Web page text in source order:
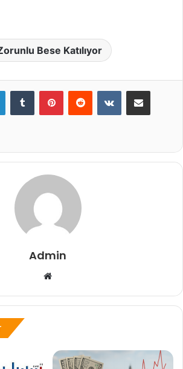
Bese Katılıyor
LinkedInTumblr PinterestReddit VKontakteE-Posta ile paylaş
Admin
Web